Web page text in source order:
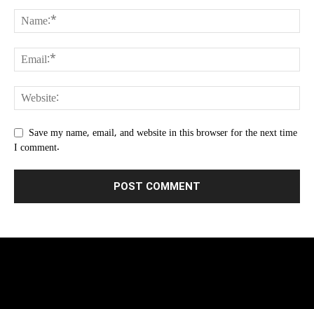
Save my name, email, and website in this browser for the next time
I comment.